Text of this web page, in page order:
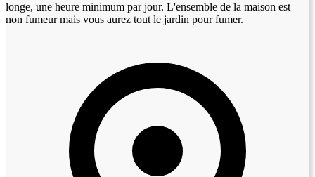
longe, une heure minimum par jour. L'ensemble de la maison est
non fumeur mais vous aurez tout le jardin pour fumer.